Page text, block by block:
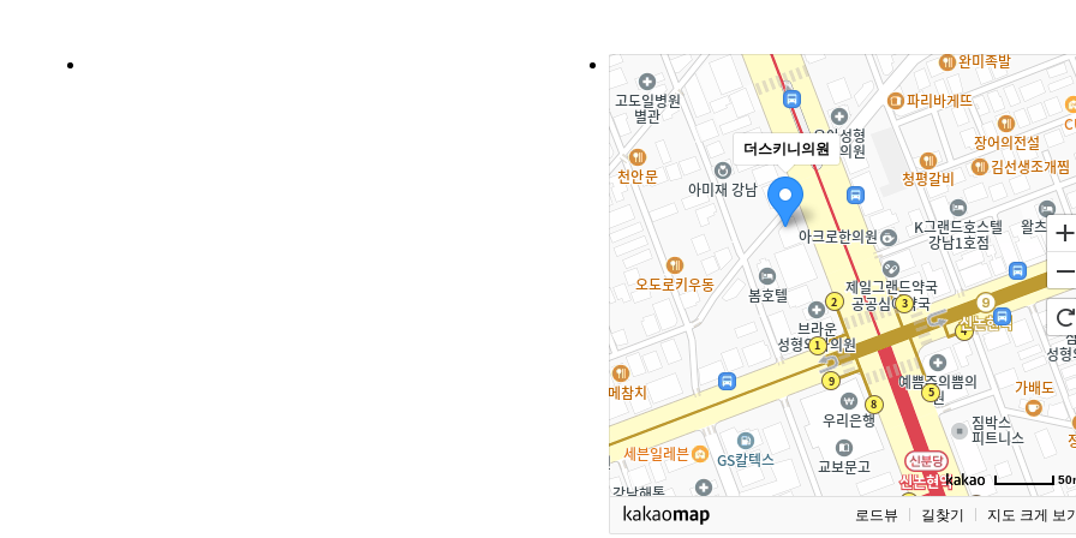
더스키니의원
로드뷰 길찾기 지도 크게 보